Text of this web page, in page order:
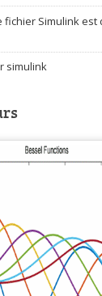
fichier Simulink est
simulink